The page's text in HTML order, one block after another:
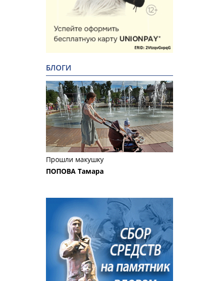
БЛОГИ
Прошли макушку
ПОПОВА Тамара